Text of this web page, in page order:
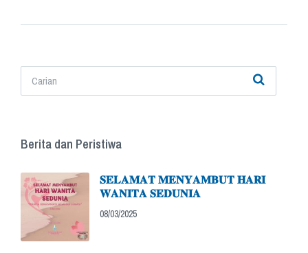
Berita dan Peristiwa
𝐒𝐄𝐋𝐀𝐌𝐀𝐓 𝐌𝐄𝐍𝐘𝐀𝐌𝐁𝐔𝐓 𝐇𝐀𝐑𝐈
𝐖𝐀𝐍𝐈𝐓𝐀 𝐒𝐄𝐃𝐔𝐍𝐈𝐀
08/03/2025